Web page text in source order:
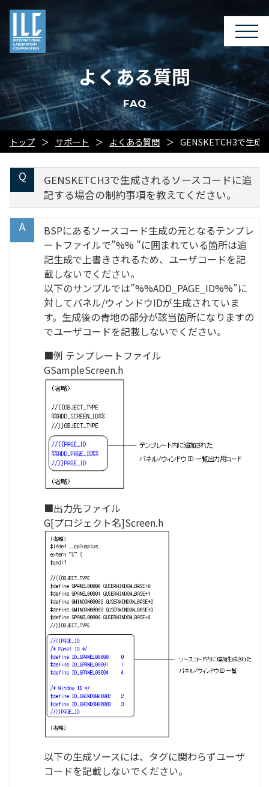
よくある質問
FAQ
トップ サポート よくある質問 GENSKETCH3で生成
GENSKETCH3で生成されるソースコードに追
記する場合の制約事項を教えてください。
BSPにあるソースコード生成の元となるテンプレ
ートファイルで”%% ”に囲まれている箇所は追
記生成で上書きされるため、ユーザコードを記
載しないでください。
以下のサンプルでは”%%ADD_PAGE_ID%%”に
対してパネル/ウィンドウIDが生成されていま
す。生成後の青地の部分が該当箇所になりますの
でユーザコードを記載しないでください。
■例 テンプレートファイル
GSampleScreen.h
■出力先ファイル
G[プロジェクト名]Screen.h
以下の生成ソースには、タグに関わらずユーザ
コードを記載しないでください。